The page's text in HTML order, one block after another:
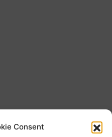
Consent